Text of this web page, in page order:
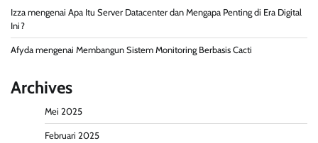
Izza mengenai Apa Itu Server Datacenter dan Mengapa Penting di Era Digital
Ini?
Afyda mengenai Membangun Sistem Monitoring Berbasis Cacti
Archives
Mei 2025
Februari 2025